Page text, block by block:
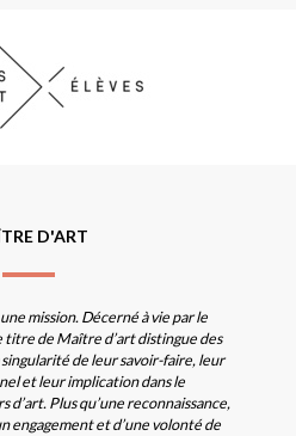
D'ART
mission. Décerné à vie par le
de Maître d’art distingue des
singularité de leur savoir-faire, leur
et leur implication dans le
Plus qu’une reconnaissance,
engagement et d’une volonté de